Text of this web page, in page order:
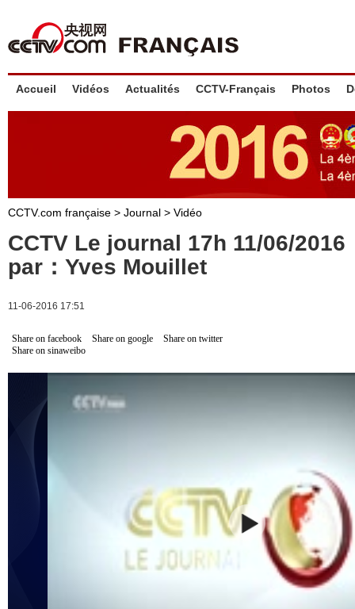
Accueil Vidéos Actualités CCTV-Français Photos
CCTV.com française > Journal > Vidéo
CCTV Le journal 17h 11/06/2016
par：Yves Mouillet
11-06-2016 17:51
Share on facebook Share on google
Share on twitter
Share on sinaweibo